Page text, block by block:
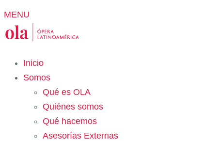
MENU
Inicio
Somos
Qué es OLA
Quiénes somos
Qué hacemos
Asesorías Externas